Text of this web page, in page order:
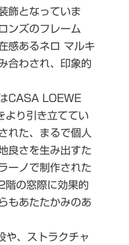
飾となっていま
ンズのフレーム
感あるネロ マルキ
合わされ、印象的
CASA LOEWE
り引き立ててい
れた、まるで個人
良さを生み出すた
ーノで制作された
階の窓際に効果的
もあたたかみのあ
や、ストラクチャ